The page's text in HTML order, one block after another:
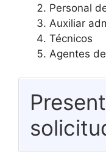
Personal
Auxiliar
Técnicos
Agentes